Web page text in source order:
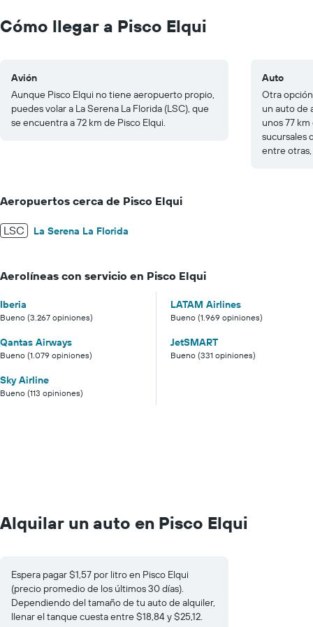
to
200.
Cómo llegar a Pisco Elqui
Avión
Aunque Pisco Elqui no tiene aeropuerto propio,
puedes volar a La Serena La Florida (LSC), que
se encuentra a 72 km de Pisco Elqui.
Auto
Otra
un auto de
unos 77
sucursales
entre
Aeropuertos cerca de Pisco Elqui
LSC La Serena La Florida
Aerolíneas con servicio en Pisco Elqui
Iberia
Bueno (3.267 opiniones)
LATAM Airlines
Bueno (1.969 opiniones)
Qantas Airways
Bueno (1.079 opiniones)
JetSMART
Bueno (331 opiniones)
Sky Airline
Bueno (113 opiniones)
Alquilar un auto en Pisco Elqui
Espera pagar $1,57 por litro en Pisco Elqui
(precio promedio de los últimos 30 días).
Dependiendo del tamaño de tu auto de alquiler,
llenar el tanque cuesta entre $18,84 y $25,12.